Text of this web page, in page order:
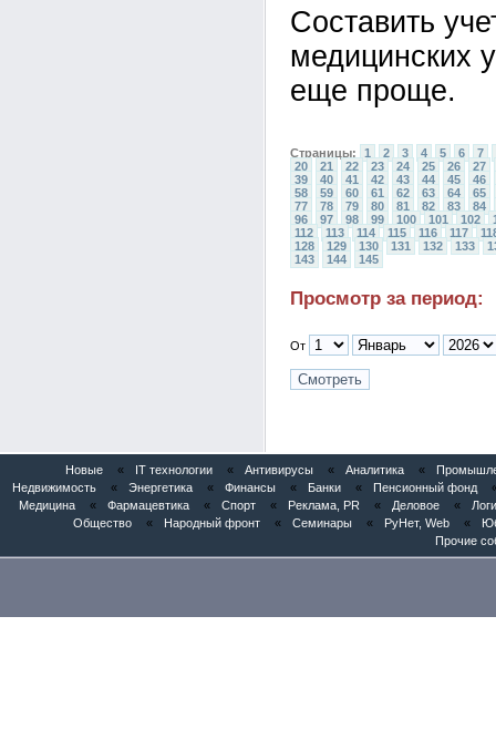
Составить
медицинских
еще проще.
Страницы: 1 2 3 4 5 6
7
20
21 22 23 24 25 26
27
39
40 41 42 43 44 45
46
58
59 60 61 62 63 64
65
77
78 79 80 81 82 83
84
96
97 98 99 100 101 102
112
113 114 115 116 117
128
129 130 131 132 133
143
144 145
Просмотр за период:
От
Новые « IT технологии « Антивирусы « Аналитика «
Недвижимость
« Энергетика « Финансы « Банки « Пенсионный фонд
Медицина
« Фармацевтика « Спорт « Реклама, PR « Деловое «
Общество
« Народный фронт « Семинары « РуНет, Web «
Прочие